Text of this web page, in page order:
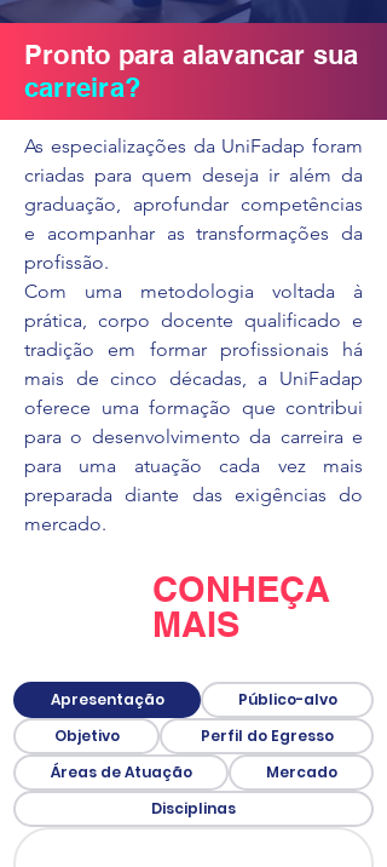
Pronto para alavancar sua
carreira?
As especializações da UniFadap foram
criadas para quem deseja ir além da
graduação, aprofundar competências
e acompanhar as transformações da
profissão.
Com uma metodologia voltada à
prática, corpo docente qualificado e
tradição em formar profissionais há
mais de cinco décadas, a UniFadap
oferece uma formação que contribui
para o desenvolvimento da carreira e
para uma atuação cada vez mais
preparada diante das exigências do
mercado.
CONHEÇA
MAIS
Apresentação
Público-alvo
Objetivo
Perfil do Egresso
Áreas de Atuação
Mercado
Disciplinas